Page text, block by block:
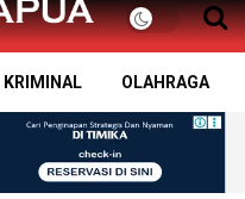
KRIMINAL OLAHRAGA